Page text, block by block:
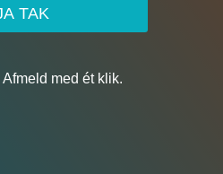
TAK
Afmeld med ét klik.